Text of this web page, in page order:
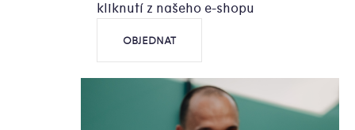
kliknutí z našeho e-shopu
OBJEDNAT